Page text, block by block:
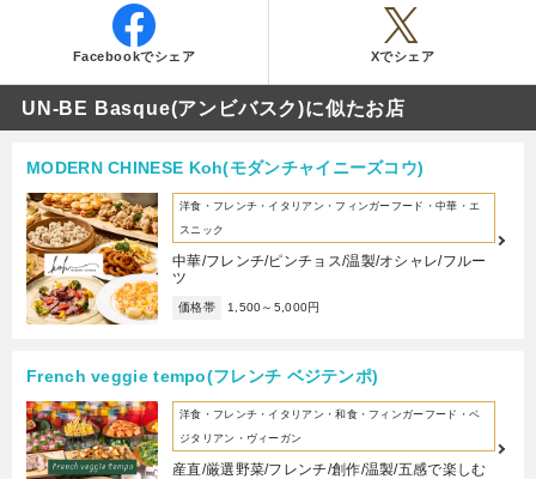
Facebookでシェア Xでシェア
UN-BE Basque(アンビバスク)に似たお店
MODERN CHINESE Koh(モダンチャイニーズコウ)
洋食・フレンチ・イタリアン・フィンガーフード・中華・エ
スニック
中華/フレンチ/ピンチョス/温製/オシャレ/フルー
ツ
価格帯 1,500～5,000円
French veggie tempo(フレンチ ベジテンポ)
洋食・フレンチ・イタリアン・和食・フィンガーフード・ベ
ジタリアン・ヴィーガン
産直/厳選野菜/フレンチ/創作/温製/五感で楽しむ